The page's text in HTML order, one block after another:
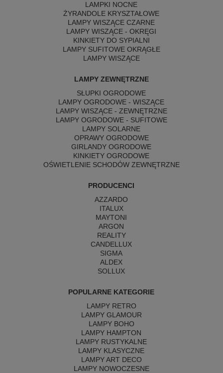
LAMPKI NOCNE
ŻYRANDOLE KRYSZTAŁOWE
LAMPY WISZĄCE CZARNE
LAMPY WISZĄCE - OKRĘGI
KINKIETY DO SYPIALNI
LAMPY SUFITOWE OKRĄGŁE
LAMPY WISZĄCE
LAMPY ZEWNĘTRZNE
SŁUPKI OGRODOWE
LAMPY OGRODOWE - WISZĄCE
LAMPY WISZĄCE - ZEWNĘTRZNE
LAMPY OGRODOWE - SUFITOWE
LAMPY SOLARNE
OPRAWY OGRODOWE
GIRLANDY OGRODOWE
KINKIETY OGRODOWE
OŚWIETLENIE SCHODÓW ZEWNĘTRZNE
PRODUCENCI
AZZARDO
ITALUX
MAYTONI
ARGON
REALITY
CANDELLUX
SIGMA
ALDEX
SOLLUX
POPULARNE KATEGORIE
LAMPY RETRO
LAMPY GLAMOUR
LAMPY BOHO
LAMPY HAMPTON
LAMPY RUSTYKALNE
LAMPY KLASYCZNE
LAMPY ART DECO
LAMPY NOWOCZESNE